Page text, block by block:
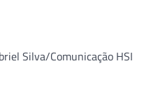
Silva/Comunicação HSI